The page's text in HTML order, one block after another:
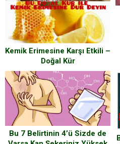
Kemik Erimesine Karşı Etkili –
Doğal Kür
Bu 7 Belirtinin 4’ü Sizde de